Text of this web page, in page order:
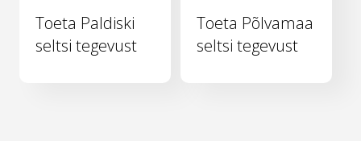
Toeta Paldiski
seltsi tegevust
Toeta Põlvamaa
seltsi tegevust